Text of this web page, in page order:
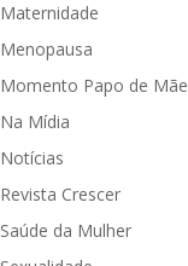
Maternidade
Menopausa
Momento Papo de Mãe
Na Mídia
Notícias
Revista Crescer
Saúde da Mulher